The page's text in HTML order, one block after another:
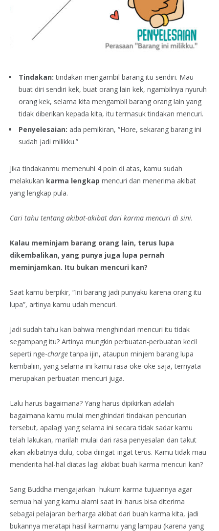
Tindakan: tindakan mengambil barang itu sendiri. Mau
buat diri sendiri kek, buat orang lain kek, ngambilnya nyuruh
orang kek, selama kita mengambil barang orang lain yang
tidak diberikan kepada kita, itu termasuk tindakan mencuri.
Penyelesaian: ada pemikiran, “Hore, sekarang barang ini
sudah jadi milikku.”
Jika tindakanmu memenuhi 4 poin di atas, kamu sudah
melakukan karma lengkap mencuri dan menerima akibat
yang lengkap pula.
Cari tahu tentang akibat-akibat dari karma mencuri di sini.
Kalau meminjam barang orang lain, terus lupa
dikembalikan, yang punya juga lupa pernah
meminjamkan. Itu bukan mencuri kan?
Saat kamu berpikir, “Ini barang jadi punyaku karena orang itu
lupa”, artinya kamu udah mencuri.
Jadi sudah tahu kan bahwa menghindari mencuri itu tidak
segampang itu? Artinya mungkin perbuatan-perbuatan kecil
seperti nge-chargetanpa ijin, ataupun minjem barang lupa
kembaliin, yang selama ini kamu rasa oke-oke saja, ternyata
merupakan perbuatan mencuri juga.
Lalu harus bagaimana? Yang harus dipikirkan adalah
bagaimana kamu mulai menghindari tindakan pencurian
tersebut, apalagi yang selama ini secara tidak sadar kamu
telah lakukan, marilah mulai dari rasa penyesalan dan takut
akan akibatnya dulu, coba diingat-ingat terus. Kamu tidak mau
menderita hal-hal diatas lagi akibat buah karma mencuri kan?
Sang Buddha mengajarkan hukum karma tujuannya agar
semua hal yang kamu alami saat ini harus bisa diterima
sebagai pelajaran berharga akibat dari buah karma kita, jadi
bukannya meratapi hasil karmamu yang lampau (karena yang